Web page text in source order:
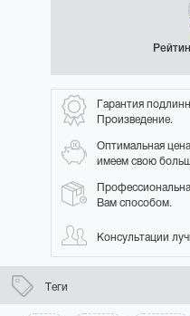
Гарантия
Произведение.
Оптимальная
имеем свою
Вам способом.
Консультации
Теги